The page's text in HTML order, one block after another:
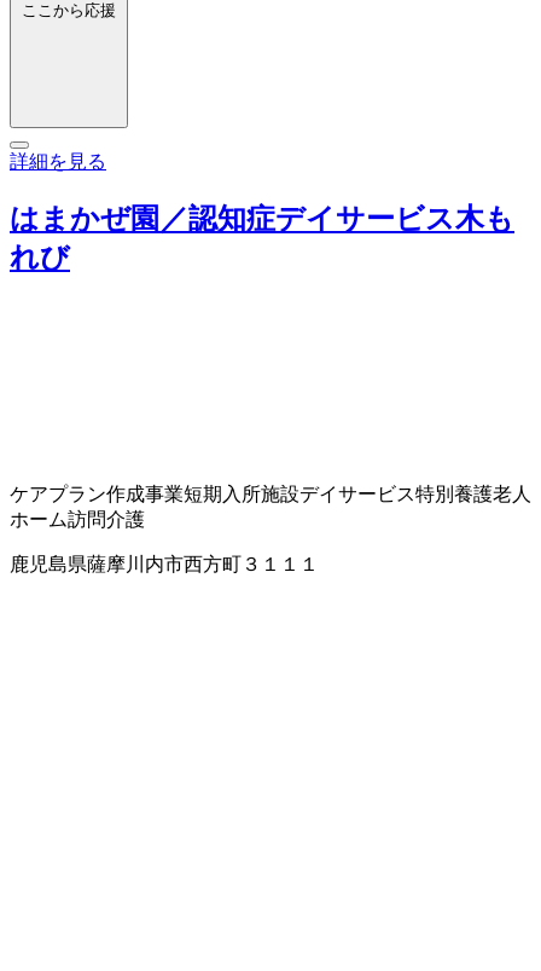
ここから応援
詳細を見る
はまかぜ園／認知症デイサービス木も
れび
ケアプラン作成事業短期入所施設デイサービス特別養護老人
ホーム訪問介護
鹿児島県薩摩川内市西方町３１１１